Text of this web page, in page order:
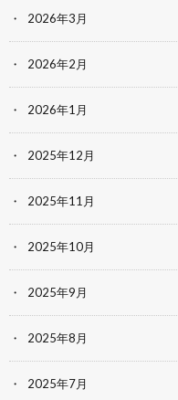
2026年3月
2026年2月
2026年1月
2025年12月
2025年11月
2025年10月
2025年9月
2025年8月
2025年7月